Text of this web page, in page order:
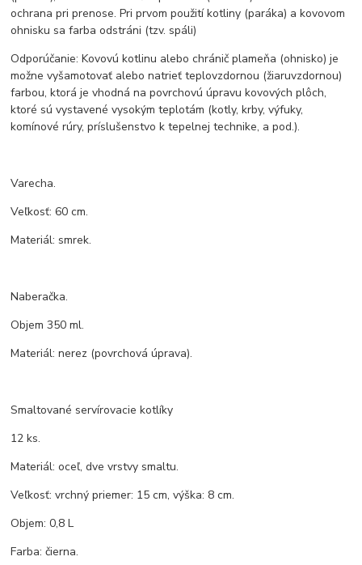
ochrana pri prenose. Pri prvom použití kotliny (paráka) a kovovom
ohnisku sa farba odstráni (tzv. spáli)
Odporúčanie: Kovovú kotlinu alebo chránič plameňa (ohnisko) je
možne vyšamotovať alebo natrieť teplovzdornou (žiaruvzdornou)
farbou, ktorá je vhodná na povrchovú úpravu kovových plôch,
ktoré sú vystavené vysokým teplotám (kotly, krby, výfuky,
komínové rúry, príslušenstvo k tepelnej technike, a pod.).
Varecha.
Veľkosť: 60 cm.
Materiál: smrek.
Naberačka.
Objem 350 ml.
Materiál: nerez (povrchová úprava).
Smaltované servírovacie kotlíky
12 ks.
Materiál: oceľ, dve vrstvy smaltu.
Veľkosť: vrchný priemer: 15 cm, výška: 8 cm.
Objem: 0,8 L
Farba: čierna.